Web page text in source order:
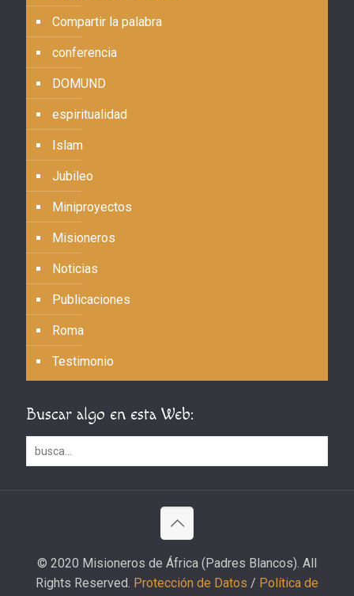
Compartir la palabra
conferencia
DOMUND
espiritualidad
Islam
Jubileo
Miniproyectos
Misioneros
Noticias
Publicaciones
Roma
Testimonio
Buscar algo en esta Web:
© 2020 Misioneros de África (Padres Blancos). All
Rights Reserved. Protección de Datos / Política de